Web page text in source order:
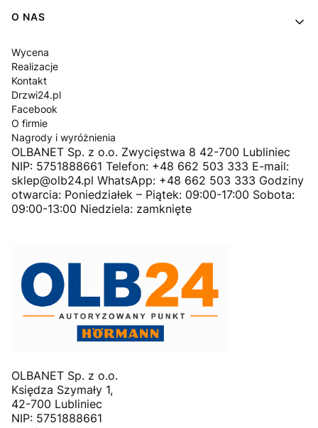
O NAS
Wycena
Realizacje
Kontakt
Drzwi24.pl
Facebook
O firmie
Nagrody i wyróżnienia
OLBANET Sp. z o.o. Zwycięstwa 8 42-700 Lubliniec
NIP: 5751888661 Telefon: +48 662 503 333 E-mail:
sklep@olb24.pl WhatsApp: +48 662 503 333 Godziny
otwarcia: Poniedziałek – Piątek: 09:00-17:00 Sobota:
09:00-13:00 Niedziela: zamknięte
OLBANET Sp. z o.o.
Księdza Szymały 1,
42-700 Lubliniec
NIP: 5751888661